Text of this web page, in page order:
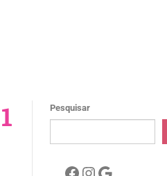
Pesquisar